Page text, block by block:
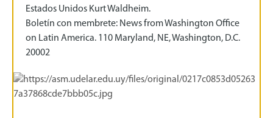
Estados Unidos Kurt Waldheim.
Boletín con membrete: News from Washington Office
on Latin America. 110 Maryland, NE, Washington, D.C.
20002